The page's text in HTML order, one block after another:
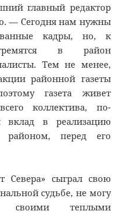
главный редактор
— Сегодня нам нужны
кадры, но, к
в район
Тем не менее,
районной газеты
газета живет
коллектива, по-
вклад в реализацию
районом, перед его
Севера» сыграл свою
судьбе, не могу
теплыми